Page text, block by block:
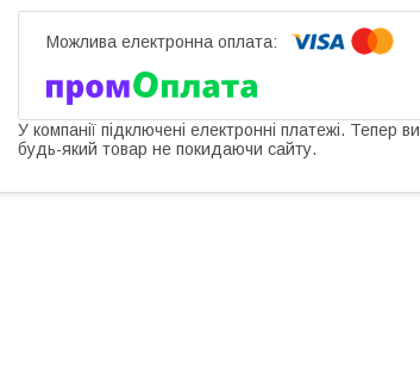
У компанії підключені електронні платежі. Тепер
будь-який товар не покидаючи сайту.